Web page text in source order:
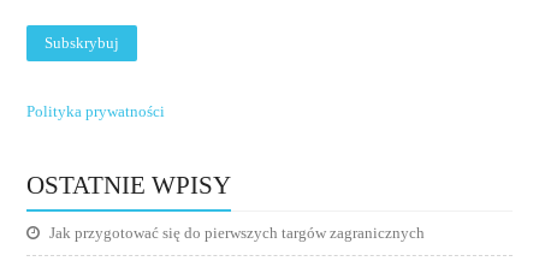
Polityka prywatności
OSTATNIE WPISY
Jak przygotować się do pierwszych targów zagranicznych